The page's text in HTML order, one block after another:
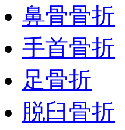
鼻骨骨折
手首骨折
足骨折
脱臼骨折